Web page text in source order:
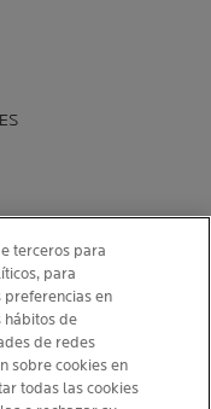
CAI
terceros para
para
en
hábitos de
de redes
sobre cookies en
todas las cookies